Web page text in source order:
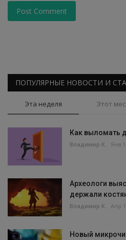
Post Comment
ПОПУЛЯРНЫЕ НОВОСТИ И
Эта неделя Этот
Как выломать
Владимир К. Янв
Археологи
держали
Владимир К. Апр
Новый